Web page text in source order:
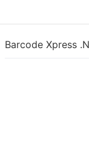
Barcode Xpress